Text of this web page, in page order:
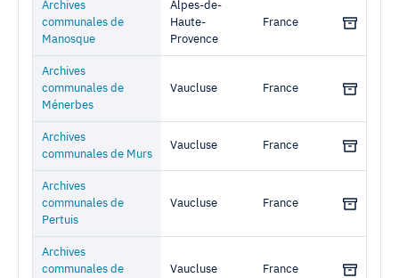
Archives
communales de
Manosque
Alpes-de-
Haute-
Provence
France
Archives
communales de
Ménerbes
Vaucluse France
Archives
communales de Murs
Vaucluse France
Archives
communales de
Pertuis
Vaucluse France
Archives
communales de
Vaucluse France